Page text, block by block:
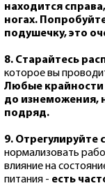
находится
ногах.
подушечку, это
8. Старайтесь
которое вы
Любые крайности
до изнеможения,
подряд.
9. Отрегулируйте
нормализовать
влияние на
питания - есть